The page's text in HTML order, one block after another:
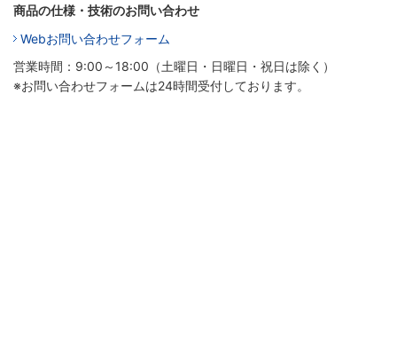
商品の仕様・技術のお問い合わせ
Webお問い合わせフォーム
営業時間：9:00～18:00（土曜日・日曜日・祝日は除く）
※お問い合わせフォームは24時間受付しております。